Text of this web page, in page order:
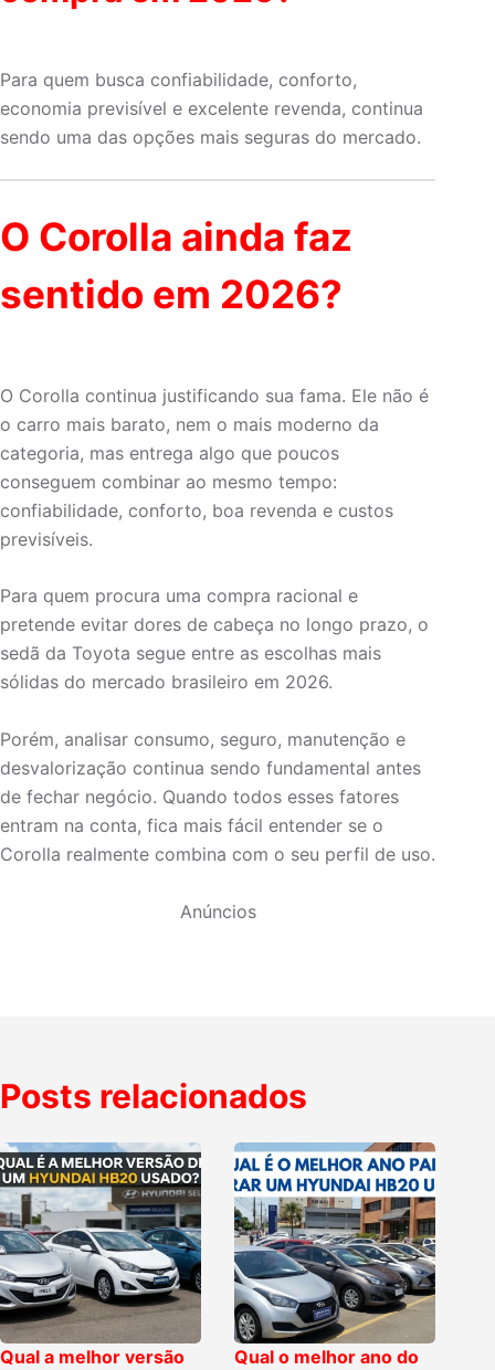
Para quem busca confiabilidade, conforto,
economia previsível e excelente revenda, continua
sendo uma das opções mais seguras do mercado.
O Corolla ainda faz
sentido em 2026?
O Corolla continua justificando sua fama. Ele não é
o carro mais barato, nem o mais moderno da
categoria, mas entrega algo que poucos
conseguem combinar ao mesmo tempo:
confiabilidade, conforto, boa revenda e custos
previsíveis.
Para quem procura uma compra racional e
pretende evitar dores de cabeça no longo prazo, o
sedã da Toyota segue entre as escolhas mais
sólidas do mercado brasileiro em 2026.
Porém, analisar consumo, seguro, manutenção e
desvalorização continua sendo fundamental antes
de fechar negócio. Quando todos esses fatores
entram na conta, fica mais fácil entender se o
Corolla realmente combina com o seu perfil de uso.
Anúncios
Posts relacionados
Qual a melhor versão
Qual o melhor ano do